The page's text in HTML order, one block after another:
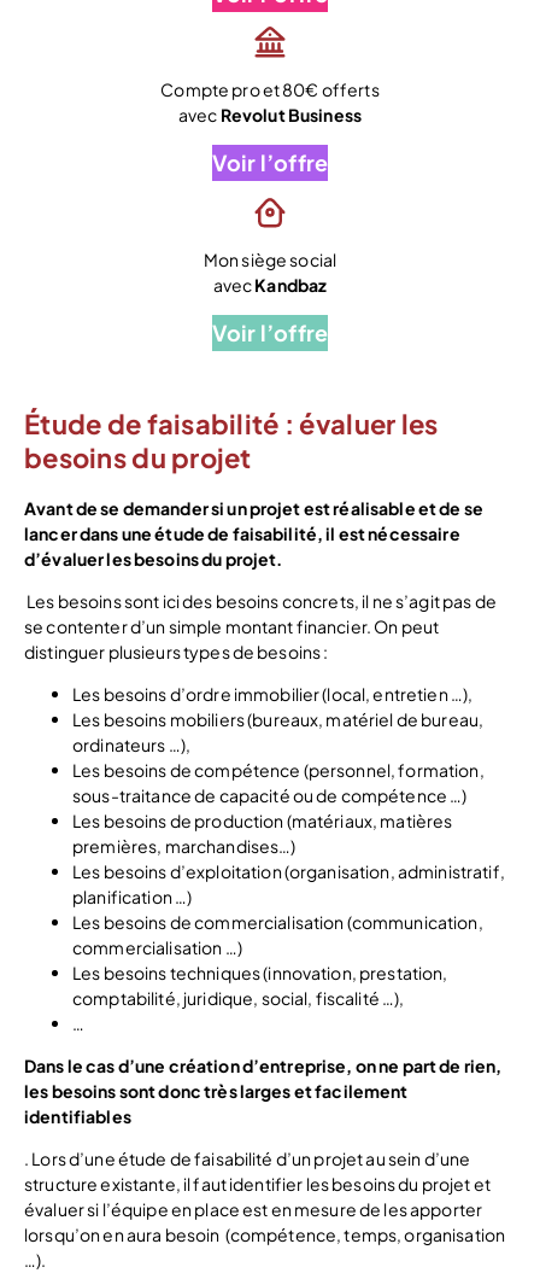
Compte pro et 80€ offerts
avec Revolut Business
Voir l’offre
Mon siège social
avecKandbaz
Voir l’offre
Étude de faisabilité : évaluer les
besoins du projet
Avant de se demander si un projet est réalisable et de se
lancer dans une étude de faisabilité, il est nécessaire
d’évaluer les besoins du projet.
Les besoins sont ici des besoins concrets, il ne s’agit pas de
se contenter d’un simple montant financier. On peut
distinguer plusieurs types de besoins :
Les besoins d’ordre immobilier (local, entretien …),
Les besoins mobiliers (bureaux, matériel de bureau,
ordinateurs …),
Les besoins de compétence (personnel, formation,
sous-traitance de capacité ou de compétence …)
Les besoins de production (matériaux, matières
premières, marchandises…)
Les besoins d’exploitation (organisation, administratif,
planification …)
Les besoins de commercialisation (communication,
commercialisation …)
Les besoins techniques (innovation, prestation,
comptabilité, juridique, social, fiscalité …),
…
Dans le cas d’une création d’entreprise, on ne part de rien,
les besoins sont donc très larges et facilement
identifiables
. Lors d’une étude de faisabilité d’un projet au sein d’une
structure existante, il faut identifier les besoins du projet et
évaluer si l’équipe en place est en mesure de les apporter
lorsqu’on en aura besoin (compétence, temps, organisation
…).